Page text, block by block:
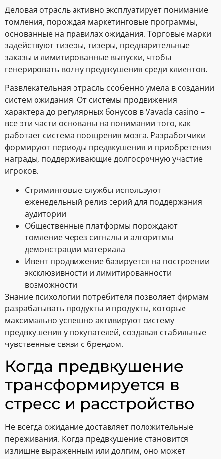
Деловая отрасль активно эксплуатирует понимание
томления, порождая маркетинговые программы,
основанные на правилах ожидания. Торговые марки
задействуют тизеры, тизеры, предварительные
заказы и лимитированные выпуски, чтобы
генерировать волну предвкушения среди клиентов.
Развлекательная отрасль особенно умела в создании
систем ожидания. От системы продвижения
характера до регулярных бонусов в Vavada casino –
все эти части основаны на понимании того, как
работает система поощрения мозга. Разработчики
формируют периоды предвкушения и приобретения
награды, поддерживающие долгосрочную участие
игроков.
Стриминговые службы используют
еженедельный релиз серий для поддержания
аудитории
Общественные платформы порождают
томление через сигналы и алгоритмы
демонстрации материала
Ивент продвижение базируется на построении
эксклюзивности и лимитированности
возможности
Знание психологии потребителя позволяет фирмам
разрабатывать продукты и продукты, которые
максимально успешно активируют систему
предвкушения у покупателей, создавая стабильные
чувственные связи с брендом.
Когда предвкушение
трансформируется в
стресс и расстройство
Не всегда ожидание доставляет положительные
переживания. Когда предвкушение становится
излишне выраженным или долгим, оно может